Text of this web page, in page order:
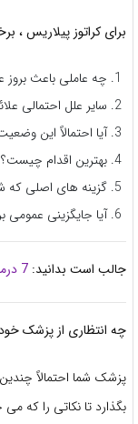
برای کراتوز پیلاریس ،
چه عاملی باعث
سایر علل احتمالی
آیا احتمالاً این
بهترین اقدام چیست؟
گزینه های اصلی که
آیا جایگزینی عمومی
جالب است بدانید: 7 درمان خانگی خشکی پوست
چه انتظاری از پزشک
پزشک شما احتمالاً
بگذارد تا نکاتی را که